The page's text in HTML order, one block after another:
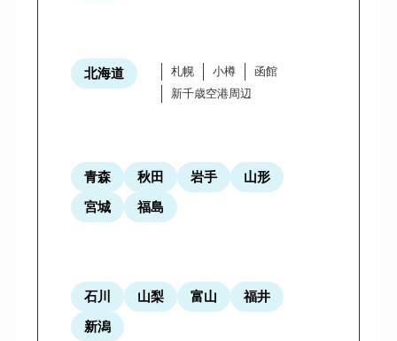
北海道 札幌 小樽
函館
新千歳空港周辺
青森 秋田 岩手
山形
宮城
福島
石川 山梨 富山
福井
新潟